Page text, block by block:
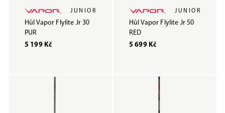
JUNIOR
Hůl Vapor Flylite Jr 30
PUR
5 199 Kč
JUNIOR
Hůl Vapor Flylite Jr 50
RED
5 699 Kč